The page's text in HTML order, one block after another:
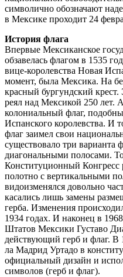
символично обозначают
в Мексике проходит 24
История флага
Впервые Мексиканское
обзавелась флагом в 1535
вице-королевства Новая
момент, была Мексика. На
красный бургундский
реял над Мексикой 250 лет.
колониальный флаг,
Испанского королевства. И
флаг заимел свои
существовало три варианта
диагональными полосами.
Конституционный Конгресс
полотно с вертикальными
видоизменялся довольно
касались лишь замены
герба. Изменения
1934 годах. И наконец в
Штатов Мексики Густаво
действующий герб и флаг. В
ла Мадрид Уртадо в
официальный дизайн и
символов (герб и флаг).